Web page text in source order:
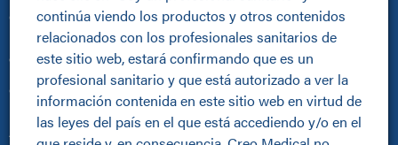
continúa viendo los productos y otros contenidos
relacionados con los profesionales sanitarios de
este sitio web, estará confirmando que es un
profesional sanitario y que está autorizado a ver la
información contenida en este sitio web en virtud de
las leyes del país en el que está accediendo y/o en el
Casos prácticos
Profesionales sanitarios
Quiénes somos
Quiénes somos
Asociaciones Kamaptive